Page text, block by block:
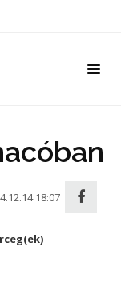
18:07